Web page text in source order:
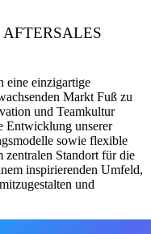
eine einzigartige
Markt Fuß zu
und Teamkultur
Entwicklung unserer
sowie flexible
Standort für die
inspirierenden Umfeld,
und